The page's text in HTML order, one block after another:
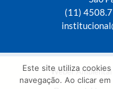
(11)
Weber Ambiental
Este site utiliza
navegação. Ao clicar